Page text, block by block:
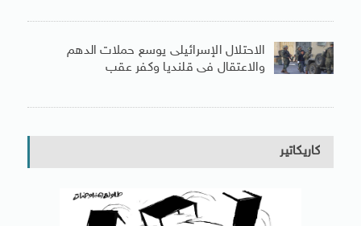
الاحتلال الإسرائيلى يوسع حملات الدهم
والاعتقال فى قلنديا وكفر عقب
كاريكاتير